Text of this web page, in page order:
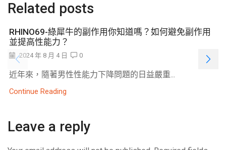
Related posts
RHINO69-綠犀牛的副作用你知道嗎？如何避免副作用
並提高性能力？
2024 年 8 月 4 日 0
近年來，隨著男性性能力下降問題的日益嚴重...
Continue Reading
Leave a reply